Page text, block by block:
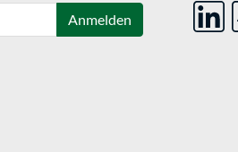
Anmelden